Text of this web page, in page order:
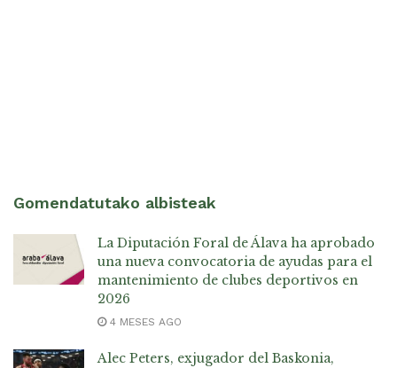
Gomendatutako albisteak
La Diputación Foral de Álava ha aprobado
una nueva convocatoria de ayudas para el
mantenimiento de clubes deportivos en
2026
4 MESES AGO
Alec Peters, exjugador del Baskonia,